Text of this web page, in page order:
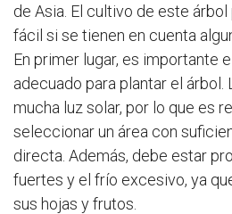
de Asia. El cultivo de este
fácil si se tienen en cuenta
En primer lugar, es importante
adecuado para plantar el árbol.
mucha luz solar, por lo que es
seleccionar un área con
directa. Además, debe estar
fuertes y el frío excesivo, ya
sus hojas y frutos.